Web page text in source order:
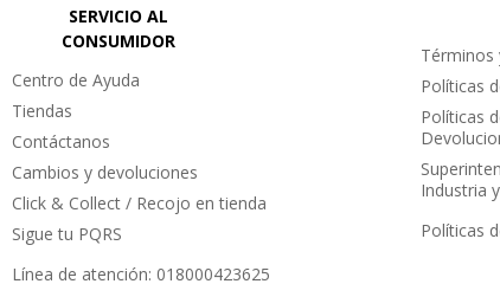
SERVICIO AL
CONSUMIDOR
Centro de Ayuda
Tiendas
Contáctanos
Cambios y devoluciones
Click & Collect / Recojo en tienda
Sigue tu PQRS
Línea de atención: 018000423625
Términos
Políticas
Políticas
Industria
Políticas